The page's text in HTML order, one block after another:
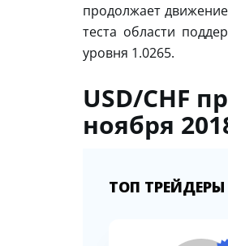
продолжает
теста области
уровня 1.0265.
USD/CHF
ноября
ТОП ТРЕЙДЕРЫ